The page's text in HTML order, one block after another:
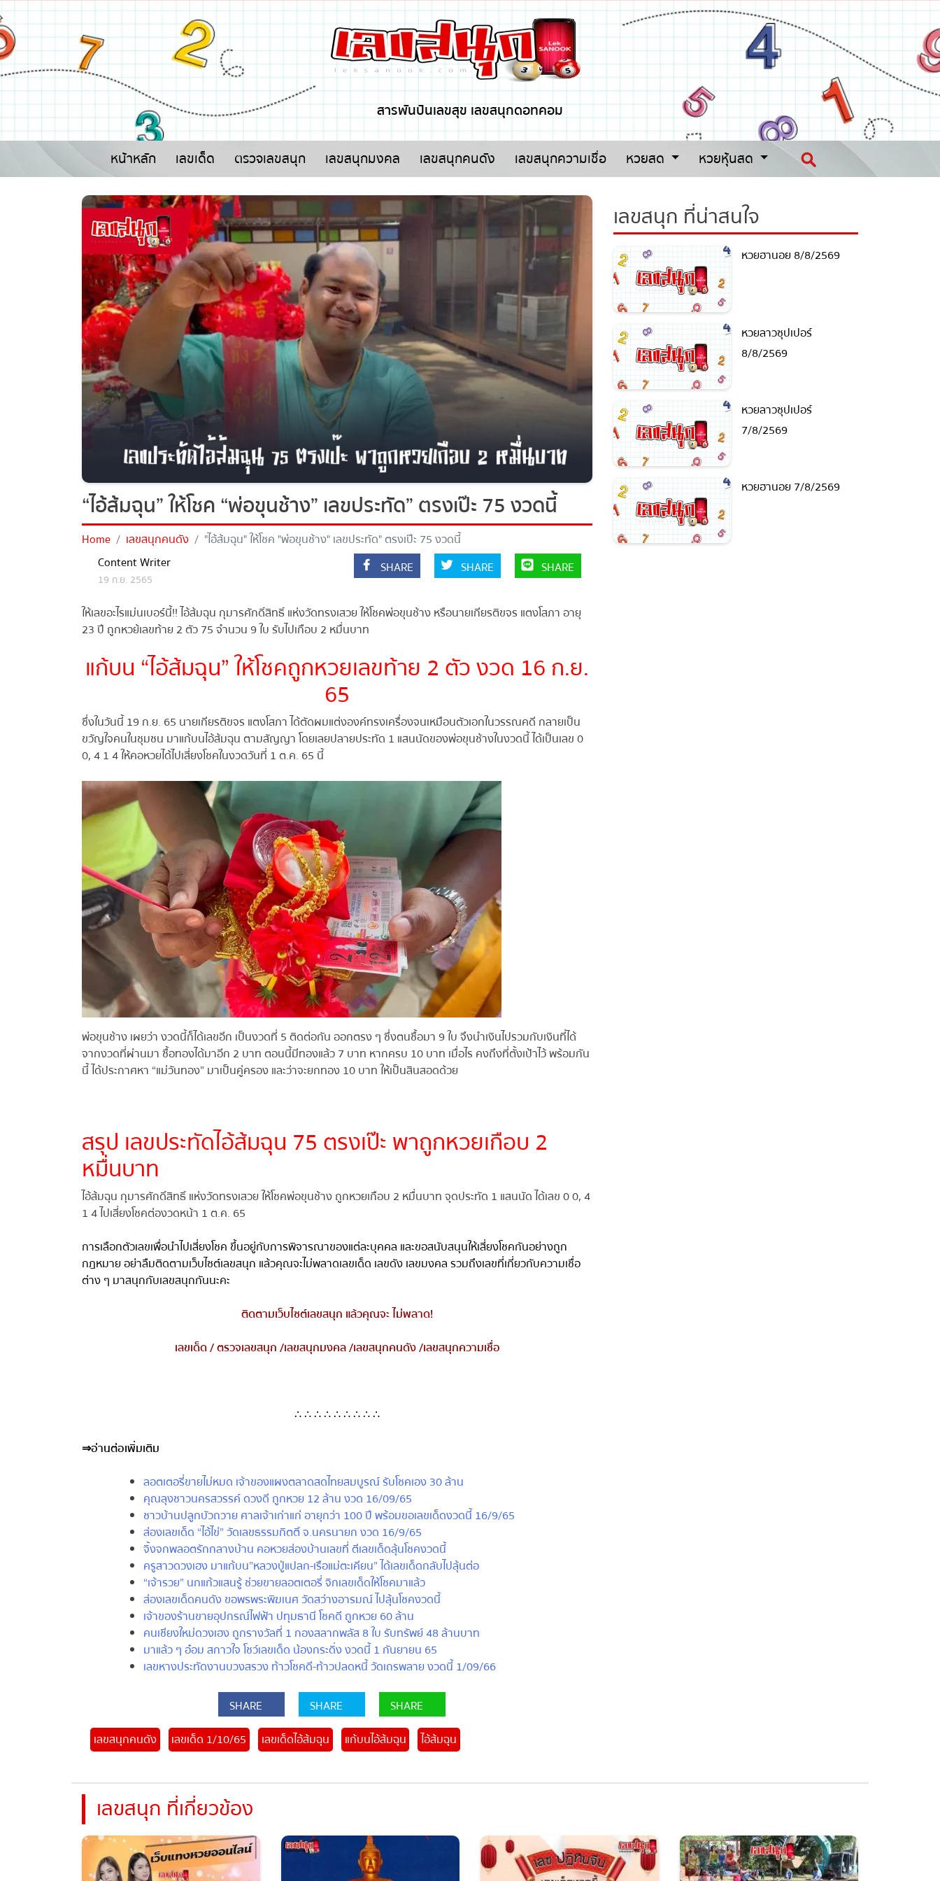
สารพันปันเลขสุข เลขสนุกดอทคอม
หน้าหลัก เลขเด็ด ตรวจเลขสนุก เลขสนุกมงคล เลขสนุกคนดัง เลขสนุกความเชื่อ หวยสด หวยหุ้นสด
“ไอ้ส้มฉุน” ให้โชค “พ่อขุนช้าง” เลขประทัด” ตรงเป๊ะ 75 งวดนี้
Home เลขสนุกคนดัง
"ไอ้ส้มฉุน" ให้โชค "พ่อขุนช้าง" เลขประทัด" ตรงเป๊ะ 75 งวดนี้
Content Writer
19 ก.ย. 2565
SHARE SHARE SHARE
ให้เลขอะไรแม่นเบอร์นี้!! ไอ้ส้มฉุน กุมารศักดิ์สิทธิ์ แห่งวัดทรงเสวย ให้โชคพ่อขุนช้าง หรือนายเกียรติขจร แตงโสภา อายุ
23 ปี ถูกหวย้เลขท้าย 2 ตัว 75 จำนวน 9 ใบ รับไปเกือบ 2 หมื่นบาท
แก้บน “ไอ้ส้มฉุน” ให้โชคถูกหวยเลขท้าย 2 ตัว งวด 16 ก.ย.
65
ซึ่งในวันนี้ 19 ก.ย. 65 นายเกียรติขจร แตงโสภา ได้ตัดผมแต่งองค์ทรงเครื่องจนเหมือนตัวเอกในวรรณคดี กลายเป็น
ขวัญใจคนในชุมชน มาแก้บนไอ้ส้มฉุน ตามสัญญา โดยเลยปลายประทัด 1 แสนนัดของพ่อขุนช้างในงวดนี้ ได้เป็นเลข 0
0, 4 1 4 ให้คอหวยได้ไปเสี่ยงโชคในงวดวันที่ 1 ต.ค. 65 นี้
พ่อขุนช้าง เผยว่า งวดนี้ก็ได้เลขอีก เป็นงวดที่ 5 ติดต่อกัน ออกตรง ๆ ซึ่งตนซื้อมา 9 ใบ จึงนำเงินไปรวมกับเงินที่ได้
จากงวดที่ผ่านมา ซื้อทองได้มาอีก 2 บาท ตอนนี้มีทองแล้ว 7 บาท หากครบ 10 บาท เมื่อไร คงถึงที่ตั้งเป้าไว้ พร้อมกัน
นี้ ได้ประกาศหา “แม่วันทอง” มาเป็นคู่ครอง และว่าจะยกทอง 10 บาท ให้เป็นสินสอดด้วย
สรุป เลขประทัดไอ้ส้มฉุน 75 ตรงเป๊ะ พาถูกหวยเกือบ 2
หมื่นบาท
ไอ้ส้มฉุน กุมารศักดิ์สิทธิ์ แห่งวัดทรงเสวย ให้โชคพ่อขุนช้าง ถูกหวยเกือบ 2 หมื่นบาท จุดประทัด 1 แสนนัด ได้เลข 0 0, 4
1 4 ไปเสี่ยงโชคต่องวดหน้า 1 ต.ค. 65
การเลือกตัวเลขเพื่อนำไปเสี่ยงโชค ขึ้นอยู่กับการพิจารณาของแต่ละบุคคล และขอสนับสนุนให้เสี่ยงโชคกันอย่างถูก
กฎหมาย อย่าลืมติดตามเว็บไซต์เลขสนุก แล้วคุณจะไม่พลาดเลขเด็ด เลขดัง เลขมงคล รวมถึงเลขที่เกี่ยวกับความเชื่อ
ต่าง ๆ มาสนุกกับเลขสนุกกันนะคะ
ติดตามเว็บไซต์เลขสนุก แล้วคุณจะ ไม่พลาด!
เลขเด็ด/ตรวจเลขสนุก/เลขสนุกมงคล/เลขสนุกคนดัง/เลขสนุกความเชื่อ
∴ ∴ ∴ ∴ ∴ ∴ ∴ ∴ ∴
⇒อ่านต่อเพิ่มเติม
ลอตเตอรี่ขายไม่หมด เจ้าของแผงตลาดสดไทยสมบูรณ์ รับโชคเอง 30 ล้าน
คุณลุงชาวนครสวรรค์ ดวงดี ถูกหวย 12 ล้าน งวด 16/09/65
ชาวบ้านปลูกบัวถวาย ศาลเจ้าเก่าแก่ อายุกว่า 100 ปี พร้อมขอเลขเด็ดงวดนี้ 16/9/65
ส่องเลขเด็ด “ไอ้ไข่” วัดเลขธรรมกิตติ์ จ.นครนายก งวด 16/9/65
จิ้งจกพลอตรักกลางบ้าน คอหวยส่องบ้านเลขที่ ตีเลขเด็ดลุ้นโชคงวดนี้
ครูสาวดวงเฮง มาแก้บน”หลวงปู่แปลก-เรือแม่ตะเคียน” ได้เลขเด็ดกลับไปลุ้นต่อ
“เจ้ารวย” นกแก้วแสนรู้ ช่วยขายลอตเตอรี่ จิกเลขเด็ดให้โชคมาแล้ว
ส่องเลขเด็ดคนดัง ขอพรพระพิฆเนศ วัดสว่างอารมณ์ ไปลุ้นโชคงวดนี้
เจ้าของร้านขายอุปกรณ์ไฟฟ้า ปทุมธานี โชคดี ถูกหวย 60 ล้าน
คนเชียงใหม่ดวงเฮง ถูกรางวัลที่ 1 กองสลากพลัส 8 ใบ รับทรัพย์ 48 ล้านบาท
มาแล้ว ๆ อ๋อม สกาวใจ โชว์เลขเด็ด น้องกระดิ่ง งวดนี้ 1 กันยายน 65
เลขหางประทัดงานบวงสรวง ท้าวโชคดี-ท้าวปลดหนี้ วัดเถรพลาย งวดนี้ 1/09/66
SHARE SHARE
SHARE
เลขสนุกคนดัง
เลขเด็ด 1/10/65 เลขเด็ดไอ้ส้มฉุน แก้บนไอ้ส้มฉุน ไอ้ส้มฉุน
เลขสนุก ที่น่าสนใจ
หวยฮานอย 8/8/2569
หวยลาวซุปเปอร์
8/8/2569
หวยลาวซุปเปอร์
7/8/2569
หวยฮานอย 7/8/2569
เลขสนุก ที่เกี่ยวข้อง